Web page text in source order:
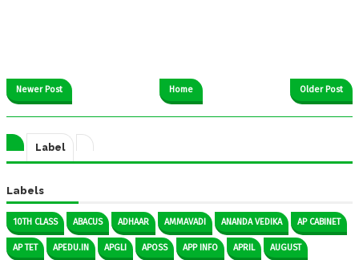
Newer Post Older Post
Home
Label
Labels
10TH CLASS ABACUS ADHAAR AMMAVADI ANANDA VEDIKA AP CABINET
AP TET APEDU.IN APGLI APOSS APP INFO APRIL AUGUST